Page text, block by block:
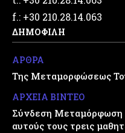
f.: +30 210.28.14.063
ΔΗΜΟΦΙΛΗ
ΑΡΘΡΑ
Της Μεταμορφώσεως
ΑΡΧΕΙΑ ΒΙΝΤΕΟ
Σύνδεση Μεταμόρφωση
αυτούς τους τρεις